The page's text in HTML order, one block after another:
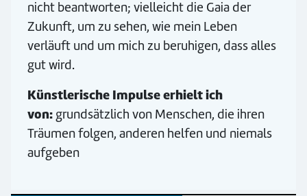
nicht beantworten; vielleicht die Gaia der
Zukunft, um zu sehen, wie mein Leben
verläuft und um mich zu beruhigen, dass alles
gut wird.
Künstlerische Impulse erhielt ich
von: grundsätzlich von Menschen, die ihren
Träumen folgen, anderen helfen und niemals
aufgeben